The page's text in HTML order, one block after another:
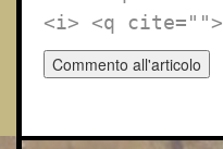
<i> <q